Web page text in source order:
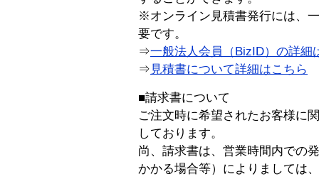
※オンライン見積書発行には、
要です。
⇒一般法人会員（BizID）の詳細
⇒ 見積書について詳細はこちら
■請求書について
ご注文時に希望されたお客様に
しております。
尚、請求書は、営業時間内での
かかる場合等）によりましては